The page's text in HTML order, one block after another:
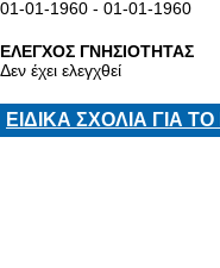
01-01-1960 - 01-01-1960
ΕΛΕΓΧΟΣ ΓΝΗΣΙΟΤΗΤΑΣ
Δεν έχει ελεγχθεί
ΕΙΔΙΚΑ ΣΧΟΛΙΑ ΓΙΑ